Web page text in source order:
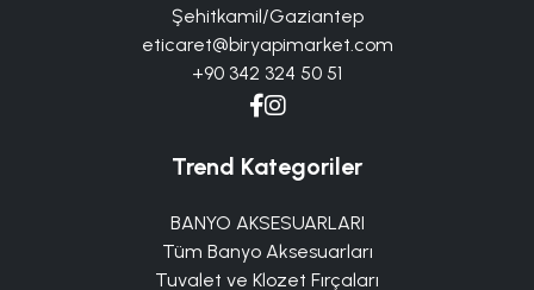
Şehitkamil/Gaziantep
eticaret@biryapimarket.com
+90 342 324 50 51
Trend Kategoriler
BANYO AKSESUARLARI
Tüm Banyo Aksesuarları
Tuvalet ve Klozet Fırçaları